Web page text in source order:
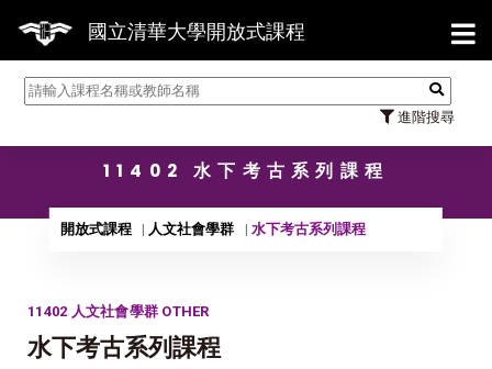
國立清華大學開放式課程
進階搜尋
【7/
11402 水下考古系列課程
開放式課程 人文社會學群 水下考古系列課程
11402 人文社會學群 OTHER
水下考古系列課程